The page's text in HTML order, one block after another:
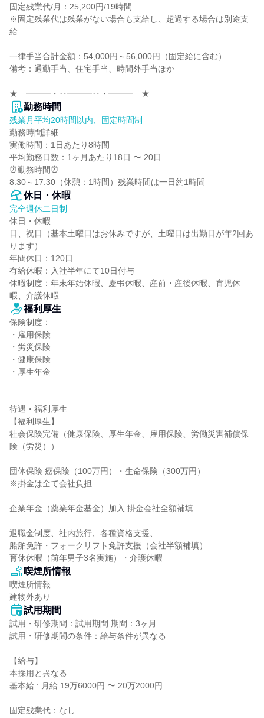
固定残業代/月：25,200円/19時間
※固定残業代は残業がない場合も支給し、超過する場合は別途支
給
一律手当合計金額：54,000円～56,000円（固定給に含む）
備考：通勤手当、住宅手当、時間外手当ほか
★…━━━・‥━━━‥・━━━…★
勤務時間
残業月平均20時間以内、固定時間制
勤務時間詳細
実働時間：1日あたり8時間
平均勤務日数：1ヶ月あたり18日 〜 20日
⏰勤務時間⏰
8:30～17:30（休憩：1時間）残業時間は一日約1時間
休日・休暇
完全週休二日制
休日・休暇
日、祝日（基本土曜日はお休みですが、土曜日は出勤日が年2回あ
ります）
年間休日：120日
有給休暇：入社半年にて10日付与
休暇制度：年末年始休暇、慶弔休暇、産前・産後休暇、育児休
暇、介護休暇
福利厚生
保険制度：
・雇用保険
・労災保険
・健康保険
・厚生年金
待遇・福利厚生
【福利厚生】
社会保険完備（健康保険、厚生年金、雇用保険、労働災害補償保
険（労災））
団体保険 癌保険（100万円）・生命保険（300万円）
※掛金は全て会社負担
企業年金（薬業年金基金）加入 掛金会社全額補填
退職金制度、社内旅行、各種資格支援、
船舶免許・フォークリフト免許支援（会社半額補填）
育休休暇（前年男子3名実施）・介護休暇
喫煙所情報
喫煙所情報
建物外あり
試用期間
試用・研修期間：試用期間 期間：3ヶ月
試用・研修期間の条件：給与条件が異なる
【給与】
本採用と異なる
基本給 : 月給 19万6000円 〜 20万2000円
固定残業代：なし